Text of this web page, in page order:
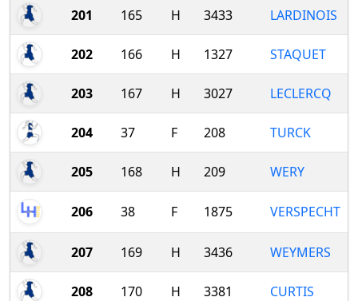
201 165 H 3433 LARDINOIS
202 166 H 1327 STAQUET
203 167 H 3027 LECLERCQ
204 37 F 208 TURCK
205 168 H 209 WERY
206 38 F 1875 VERSPECHT
207 169 H 3436 WEYMERS
208 170 H 3381 CURTIS